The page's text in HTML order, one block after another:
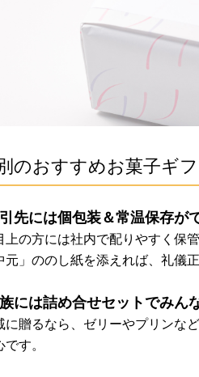
のおすすめお菓子ギフ
先には個包装＆常温保存が
上の方には社内で配りやすく保
元」ののし紙を添えれば、礼儀
には詰め合せセットでみん
に贈るなら、ゼリーやプリンな
す。